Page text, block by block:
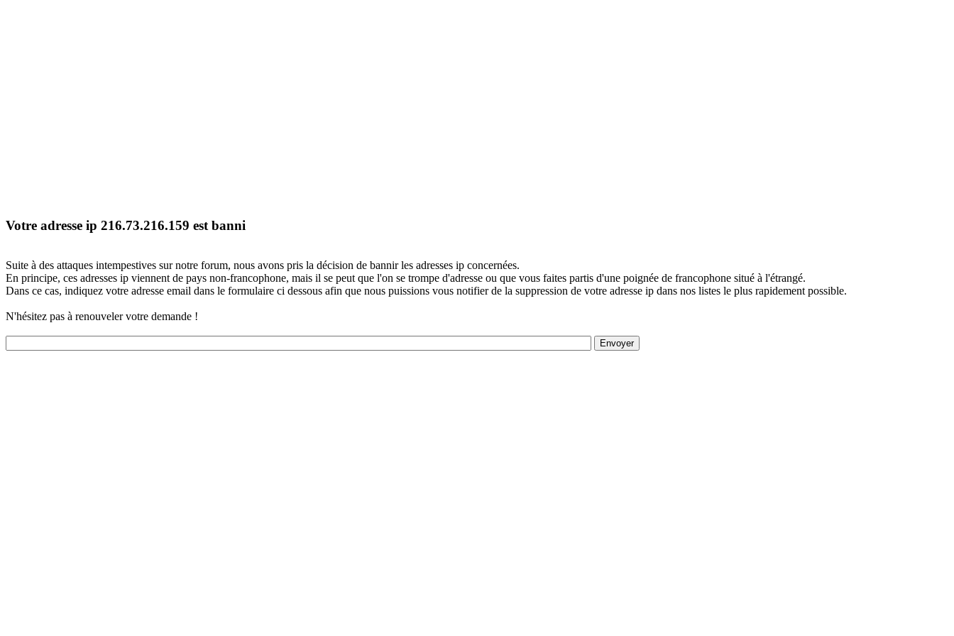
Votre adresse ip 216.73.216.159 est banni
Suite à des attaques intempestives sur notre forum, nous avons pris la décision de bannir les adresses ip concernées.
En principe, ces adresses ip viennent de pays non-francophone, mais il se peut que l'on se trompe d'adresse ou que vous faites partis d'une poignée de francophone situé à l'étrangé.
Dans ce cas, indiquez votre adresse email dans le formulaire ci dessous afin que nous puissions vous notifier de la suppression de votre adresse ip dans nos listes le plus rapidement possible.
N'hésitez pas à renouveler votre demande !